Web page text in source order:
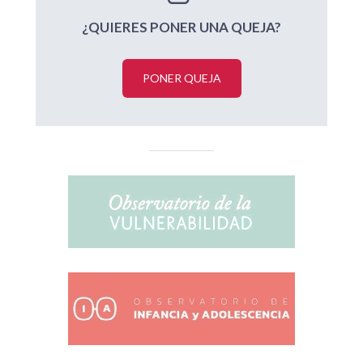
¿QUIERES PONER UNA QUEJA?
PONER QUEJA